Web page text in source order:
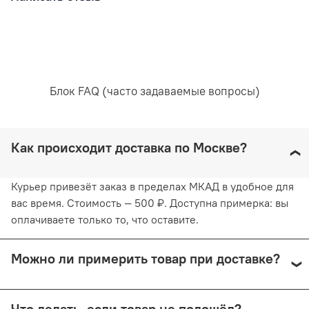
руками, не применяя силу. Глажка запрещена. Сушить
белье желательно в горизонтальном положении, не
его эстетический вид.
Блок FAQ (часто задаваемые вопросы)
Как происходит доставка по Москве?
Курьер привезёт заказ в пределах МКАД в удобное для
вас время. Стоимость — 500 ₽. Доступна примерка: вы
оплачиваете только то, что оставите.
Можно ли примерить товар при доставке?